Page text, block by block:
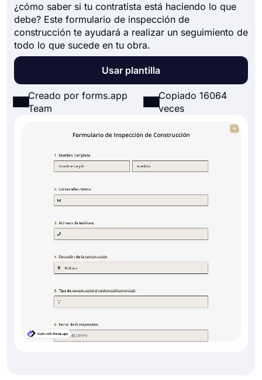
¿cómo saber si tu contratista está haciendo lo que
debe? Este formulario de inspección de
construcción te ayudará a realizar un seguimiento de
todo lo que sucede en tu obra.
Usar plantilla
Creado por forms.app
Team
Copiado 16064
veces